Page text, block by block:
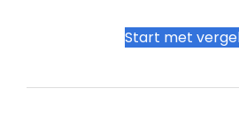
Start met